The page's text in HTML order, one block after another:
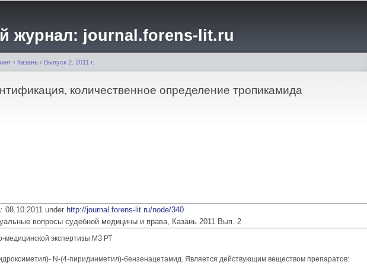
содержанию
журнал: journal.forens-lit.ru
› Казань › Выпуск 2. 2011 г.
количественное определение тропикамида
08.10.2011 under http://journal.forens-lit.ru/node/340
вопросы судебной медицины и права, Казань 2011 Вып. 2
медицинской экспертизы МЗ РТ
N-(4-пиридинметил)-бензенацетамид. Является действующим веществом препаратов: